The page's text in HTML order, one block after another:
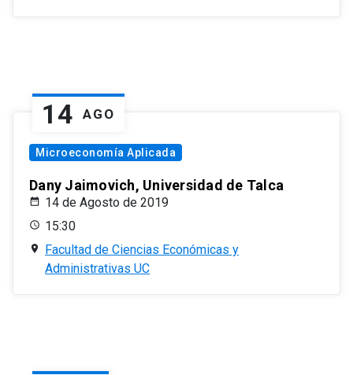
14 AGO
Microeconomía Aplicada
Dany Jaimovich, Universidad de Talca
14 de Agosto de 2019
15:30
Facultad de Ciencias Económicas y
Administrativas UC